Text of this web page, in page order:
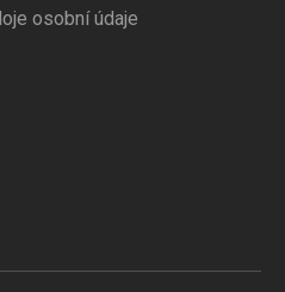
osobní údaje